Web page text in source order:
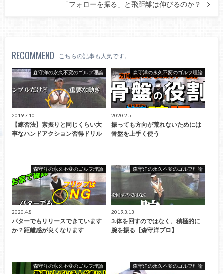
「フォローを振る」と飛距離は伸びるのか？
RECOMMEND こちらの記事も人気です。
森守洋の永久不変のゴルフ理論
2019.7.10
【練習法】素振りと同じくらい大
事なハンドアクション習得ドリル
森守洋の永久不変のゴルフ理論
2020.2.5
振っても方向が荒れないためには
骨盤を上手く使う
森守洋の永久不変のゴルフ理論
2020.4.8
パターでもリリースできています
か？距離感が良くなります
森守洋の永久不変のゴルフ理論
2019.3.13
3.体を回すのではなく、積極的に
腕を振る【森守洋プロ】
森守洋の永久不変のゴルフ理論 森守洋の永久不変のゴルフ理論